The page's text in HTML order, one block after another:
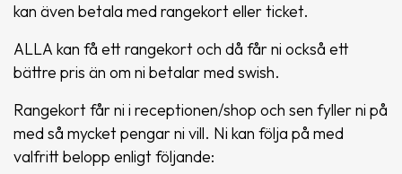
kan även betala med rangekort eller ticket.
ALLA kan få ett rangekort och då får ni också ett
bättre pris än om ni betalar med swish.
Rangekort får ni i receptionen/shop och sen fyller ni på
med så mycket pengar ni vill. Ni kan följa på med
valfritt belopp enligt följande: